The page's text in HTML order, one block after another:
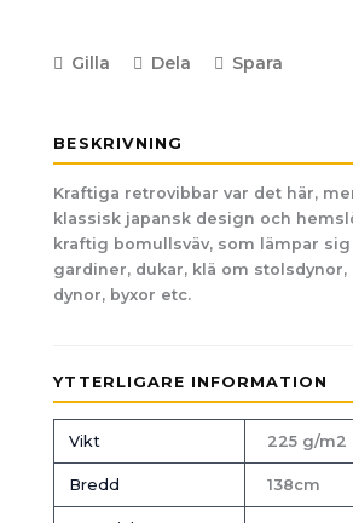
Gilla Dela Spara
BESKRIVNING
Kraftiga retrovibbar var det här,
klassisk japansk design och
kraftig bomullsväv, som lämpar
gardiner, dukar, klä om stolsdynor,
dynor, byxor etc.
YTTERLIGARE INFORMATION
Vikt 225 g/m2
Bredd 138cm